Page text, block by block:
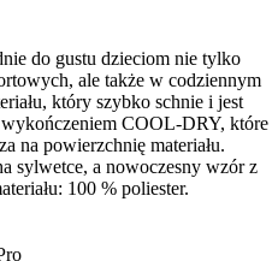
do gustu dzieciom nie tylko
ale także w codziennym
który szybko schnie i jest
COOL-DRY, które
na powierzchnię materiału.
sylwetce, a nowoczesny wzór z
100 % poliester.